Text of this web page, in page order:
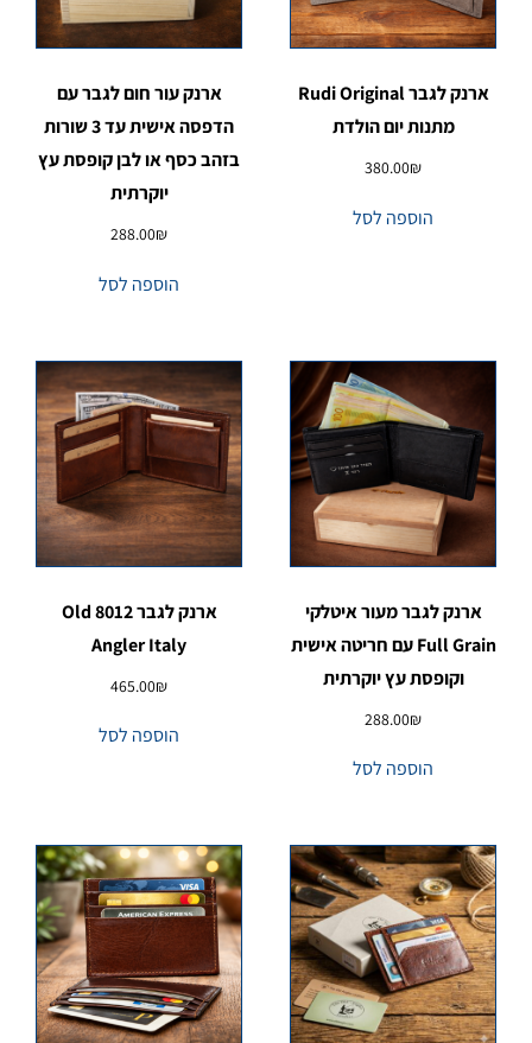
ארנק לגבר Rudi Original
מתנות יום הולדת
380.00₪
הוספה לסל
ארנק עור חום לגבר עם
הדפסה אישית עד 3 שורות
בזהב כסף או לבן קופסת עץ
יוקרתית
288.00₪
הוספה לסל
ארנק לגבר מעור איטלקי
Full Grain עם חריטה אישית
וקופסת עץ יוקרתית
288.00₪
הוספה לסל
ארנק לגבר 8012 Old
Angler Italy
465.00₪
הוספה לסל